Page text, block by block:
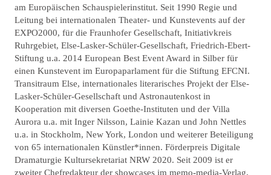
T
H
O
R
am Europäischen Schauspielerinstitut. Seit 1990 Regie und
Leitung bei internationalen Theater- und Kunstevents auf der
EXPO2000, für die Fraunhofer Gesellschaft, Initiativkreis
Ruhrgebiet, Else-Lasker-Schüler-Gesellschaft, Friedrich-Ebert-
Stiftung u.a. 2014 European Best Event Award in Silber für
einen Kunstevent im Europaparlament für die Stiftung EFCNI.
Transitraum Else, internationales literarisches Projekt der Else-
Lasker-Schüler-Gesellschaft und Astronautenkost in
Kooperation mit diversen Goethe-Instituten und der Villa
Aurora u.a. mit Inger Nilsson, Lainie Kazan und John Nettles
u.a. in Stockholm, New York, London und weiterer Beteiligung
von 65 internationalen Künstler*innen. Förderpreis Digitale
Dramaturgie Kultursekretariat NRW 2020. Seit 2009 ist er
zweiter Chefredakteur der showcases im memo-media-Verlag.